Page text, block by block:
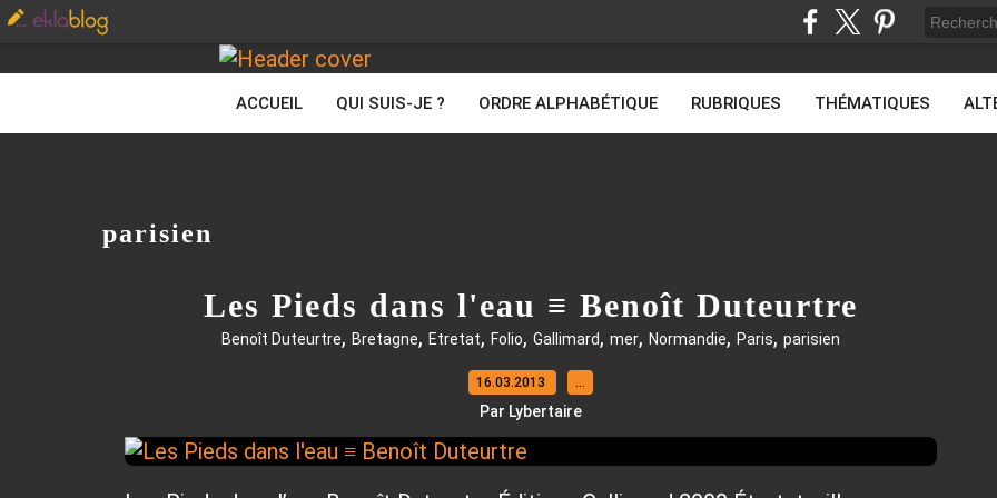
ACCUEIL QUI SUIS-JE ? ORDRE ALPHABÉTIQUE RUBRIQUES THÉMATIQUES
parisien
Les Pieds dans l'eau ≡ Benoît Duteurtre
Benoît Duteurtre, Bretagne, Etretat, Folio, Gallimard, mer, Normandie, Paris, parisien
16.03.2013 …
Par Lybertaire